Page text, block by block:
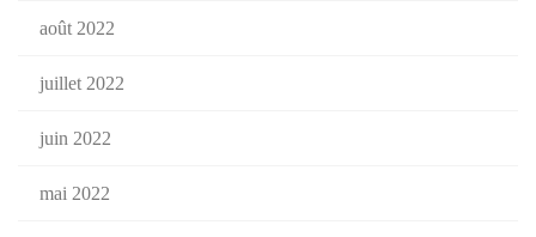
août 2022
juillet 2022
juin 2022
mai 2022